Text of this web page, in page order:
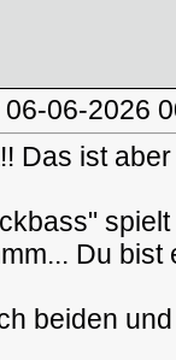
06-06-2026
Das ist
Du
beiden